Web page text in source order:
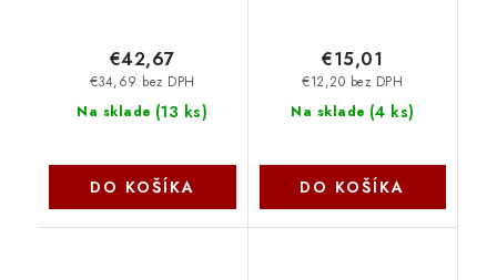
Na sklade (13 ks)
€34,69 bez DPH
€42,67
DO KOŠÍKA
Na sklade (4 ks)
€12,20 bez DPH
€15,01
DO KOŠÍKA